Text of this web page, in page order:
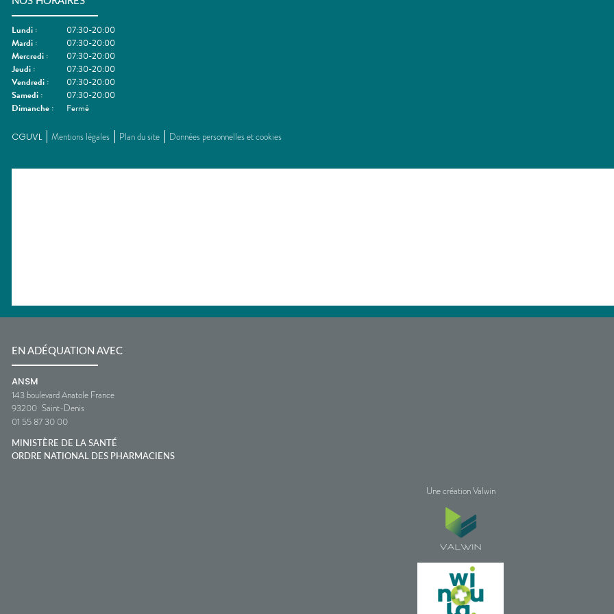
Lundi :
07:30-20:00
Mardi :
07:30-20:00
Mercredi :
07:30-20:00
Jeudi :
07:30-20:00
Vendredi :
07:30-20:00
Samedi :
07:30-20:00
Dimanche : Fermé
CGUVL Mentions légales Plan du site Données personnelles et cookies
EN ADÉQUATION AVEC
ANSM
143 boulevard Anatole France
93200 Saint-Denis
01 55 87 30 00
MINISTÈRE DE LA SANTÉ
ORDRE NATIONAL DES PHARMACIENS
Une création Valwin